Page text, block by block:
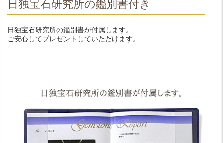
日独宝石研究所の鑑別書付き
日独宝石研究所の鑑別書が付属します。
ご安心してプレゼントしていただけます。